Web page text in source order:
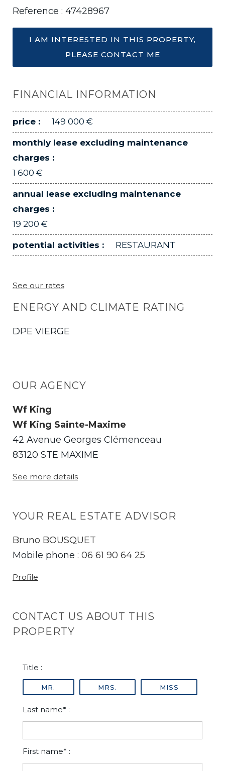
Reference : 47428967
I AM INTERESTED IN THIS PROPERTY,
PLEASE CONTACT ME
FINANCIAL INFORMATION
price : 149 000 €
monthly lease excluding maintenance
charges :
1 600 €
annual lease excluding maintenance
charges :
19 200 €
potential activities : RESTAURANT
See our rates
ENERGY AND CLIMATE RATING
DPE VIERGE
OUR AGENCY
Wf King
Wf King Sainte-Maxime
42 Avenue Georges Clémenceau
83120 STE MAXIME
See more details
YOUR REAL ESTATE ADVISOR
Bruno BOUSQUET
Mobile phone : 06 61 90 64 25
Profile
CONTACT US ABOUT THIS
PROPERTY
Title :
MR. MRS. MISS
Last name* :
First name* :